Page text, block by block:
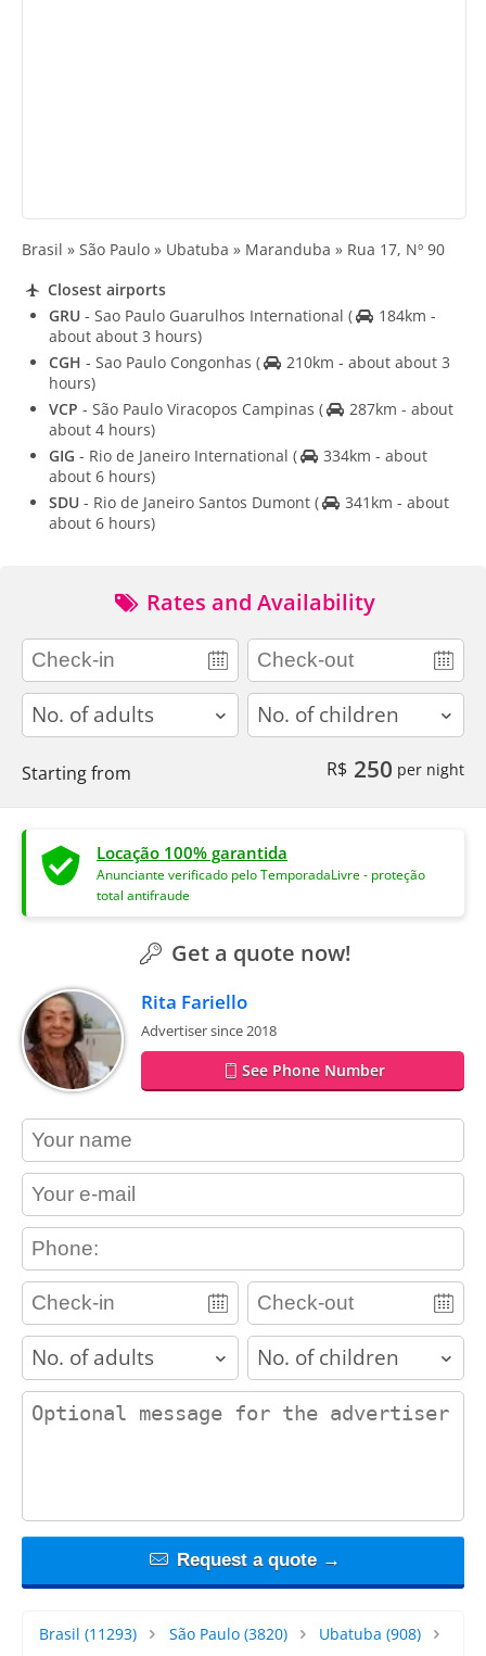
Brasil » São Paulo » Ubatuba » Maranduba » Rua 17, Nº 90
Closest airports
GRU - Sao Paulo Guarulhos International (
184km -
about about 3 hours)
CGH - Sao Paulo Congonhas (
210km - about about 3
hours)
VCP - São Paulo Viracopos Campinas (
287km - about
about 4 hours)
GIG - Rio de Janeiro International (
334km - about
about 6 hours)
SDU - Rio de Janeiro Santos Dumont (
341km - about
about 6 hours)
Rates and Availability
adults children
Starting from R$ 250 per night
Locação 100% garantida
Anunciante verificado pelo TemporadaLivre - proteção
total antifraude
Get a quote now!
Rita Fariello
Advertiser since 2018
See Phone Number
contact_name
contact_email
contact_phone
adults children
contact_message
Request a quote →
Brasil (11293) São Paulo(3820) Ubatuba (908)